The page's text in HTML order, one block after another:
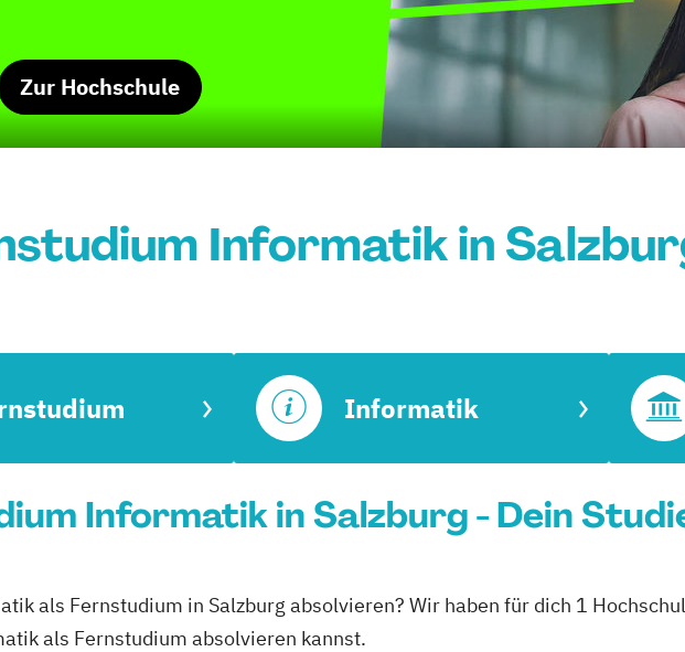
Zur Hochschule
Informatik in
Informatik
Informatik in Salzburg - Dein
als Fernstudium in Salzburg absolvieren? Wir haben für dich 1
als Fernstudium absolvieren kannst.